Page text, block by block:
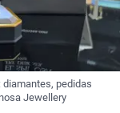
pedidas
Jewellery